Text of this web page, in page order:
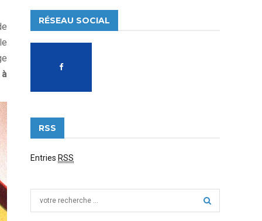
RÉSEAU SOCIAL
RSS
Entries RSS